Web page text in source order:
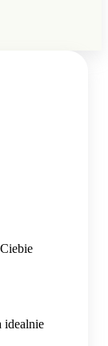
idealnie